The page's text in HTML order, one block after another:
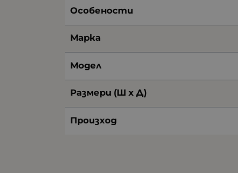
Особености
Марка
Модел
Размери (Ш х Д)
Произход